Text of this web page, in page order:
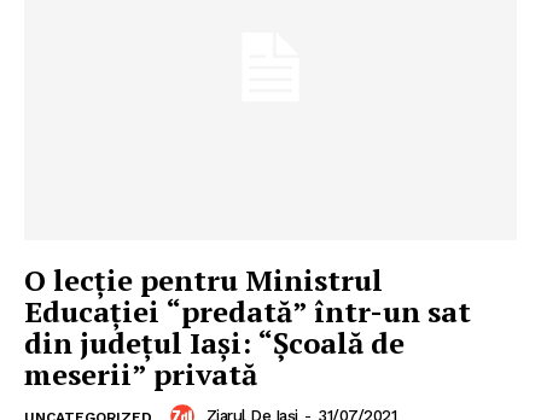
O lecţie pentru Ministrul
Educaţiei “predată” într-un sat
din judeţul Iaşi: “Şcoală de
meserii” privată
Ziarul De Iași - 31/07/2021